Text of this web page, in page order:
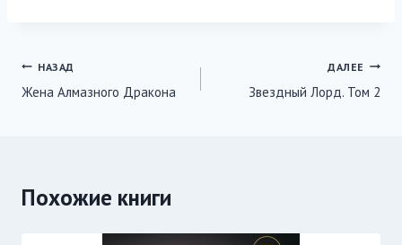
Навигация
по
НАЗАД
Жена Алмазного Дракона
ДАЛЕЕ
Звездный Лорд. Том 2
Похожие книги